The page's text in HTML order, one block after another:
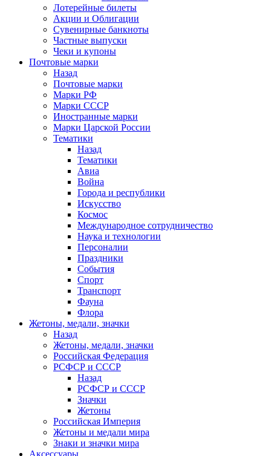
Лотерейные билеты
Акции и Облигации
Сувенирные банкноты
Частные выпуски
Чеки и купоны
Почтовые марки
Назад
Почтовые марки
Марки РФ
Марки СССР
Иностранные марки
Марки Царской России
Тематики
Назад
Тематики
Авиа
Война
Города и республики
Искусство
Космос
Международное сотрудничество
Наука и технологии
Персоналии
Праздники
События
Спорт
Транспорт
Фауна
Флора
Жетоны, медали, значки
Назад
Жетоны, медали, значки
Российская Федерация
РСФСР и СССР
Назад
РСФСР и СССР
Значки
Жетоны
Российская Империя
Жетоны и медали мира
Знаки и значки мира
Аксессуары